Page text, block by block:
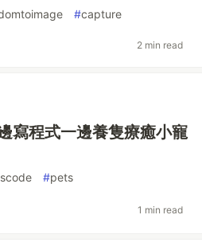
#capture
2 min read
寫程式一邊養隻療癒小寵
#pets
1 min read